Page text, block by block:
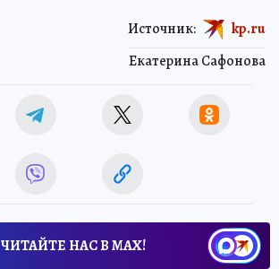
Екатерина Сафонова
Источник: kp.ru
ЧИТАЙТЕ НАС В МАХ!